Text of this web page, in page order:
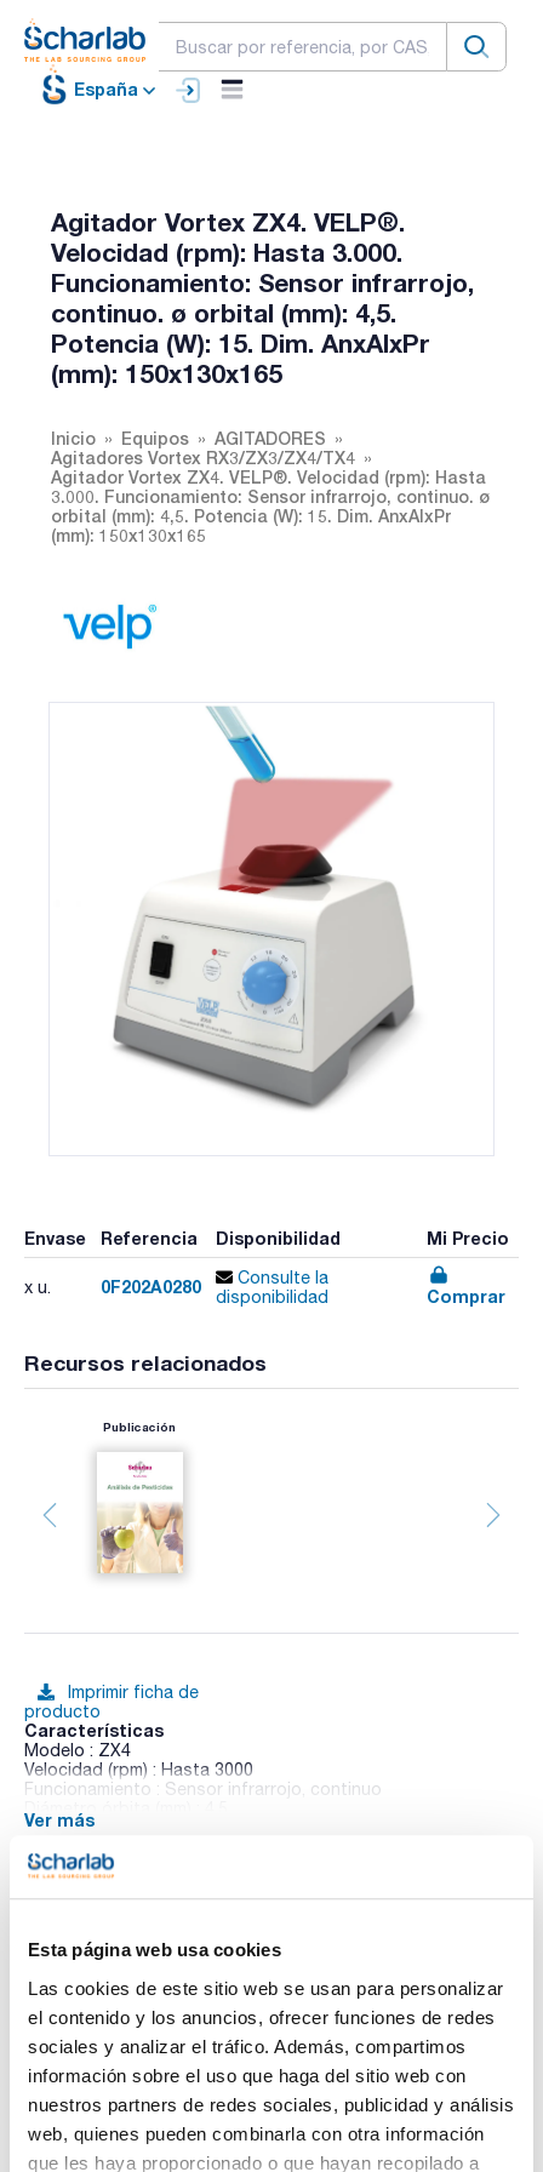
Esta página web usa cookies
Las cookies de este sitio web se usan para personalizar
el contenido y los anuncios, ofrecer funciones de redes
sociales y analizar el tráfico. Además, compartimos
información sobre el uso que haga del sitio web con
nuestros partners de redes sociales, publicidad y análisis
web, quienes pueden combinarla con otra información
que les haya proporcionado o que hayan recopilado a
España
Agitador Vortex ZX4. VELP®.
Velocidad (rpm): Hasta 3.000.
Funcionamiento: Sensor infrarrojo,
continuo. ø orbital (mm): 4,5.
Potencia (W): 15. Dim. AnxAlxPr
(mm): 150x130x165
Inicio Equipos
AGITADORES
Agitadores Vortex RX3/ZX3/ZX4/TX4
Agitador Vortex ZX4. VELP®. Velocidad (rpm): Hasta
3.000. Funcionamiento: Sensor infrarrojo, continuo. ø
orbital (mm): 4,5. Potencia (W): 15. Dim. AnxAlxPr
(mm): 150x130x165
Envase Referencia Disponibilidad Mi Precio
x u. 0F202A0280
Consulte la
disponibilidad
Comprar
Recursos relacionados
Publicación
Imprimir ficha de
producto
Características
Modelo : ZX4
Velocidad (rpm) : Hasta 3000
Funcionamiento : Sensor infrarrojo, continuo
Diámetro órbita (mm) : 4,5
Pantalla : -
Potencia (W) : 15
Dimensiones An x Al x Pr (mm) : 150x130x165
La serie de agitadores Vortex VELP está formada por 4
equipos: RX3, ZX3, ZX4 y TX4. Todos ellos con estructura de
polímero que proporciona una excelente resistencia química
y mejor manejo. El diseño ergonómico y altamente innovador
confiere una estabilidad notable, y pueden usarse en muchas
superficies.
ZX3, ZX4 y TX4 ofrecen una gran flexibilidad, gracias a la
amplia gama de accesorios que los hacen ideales para
muchas aplicaciones, incluyendo la mezcla de muchos tipos
de tubos y contenedores.
Vortex RX3 es una solución básica y moderna capaz de
Ver más
Te puede interesar